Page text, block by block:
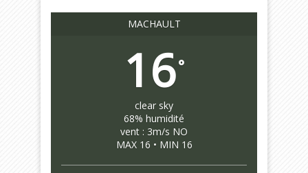
MACHAULT
16°
clear sky
68% humidité
vent : 3m/s NO
MAX 16 • MIN 16